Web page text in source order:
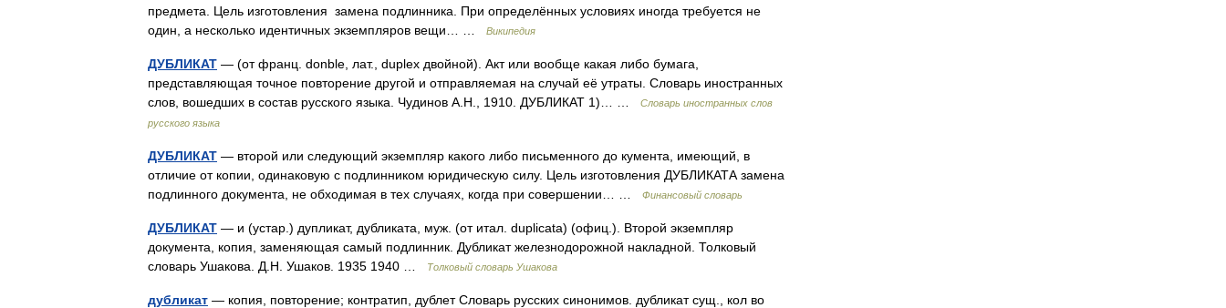
предмета. Цель изготовления замена подлинника. При определённых условиях иногда требуется не
один, а несколько идентичных экземпляров вещи… …
Википедия
ДУБЛИКАТ — (от франц. donble, лат., duplex двойной). Акт или вообще какая либо бумага,
представляющая точное повторение другой и отправляемая на случай её утраты. Словарь иностранных
слов, вошедших в состав русского языка. Чудинов А.Н., 1910. ДУБЛИКАТ 1)… …
Словарь иностранных слов
русского языка
ДУБЛИКАТ — второй или следующий экземпляр какого либо письменного до кумента, имеющий, в
отличие от копии, одинаковую с подлинником юридическую силу. Цель изготовления ДУБЛИКАТА замена
подлинного документа, не обходимая в тех случаях, когда при совершении… …
Финансовый словарь
ДУБЛИКАТ — и (устар.) дупликат, дубликата, муж. (от итал. duplicata) (офиц.). Второй экземпляр
документа, копия, заменяющая самый подлинник. Дубликат железнодорожной накладной. Толковый
словарь Ушакова. Д.Н. Ушаков. 1935 1940 …
Толковый словарь Ушакова
дубликат — копия, повторение; контратип, дублет Словарь русских синонимов. дубликат сущ., кол во